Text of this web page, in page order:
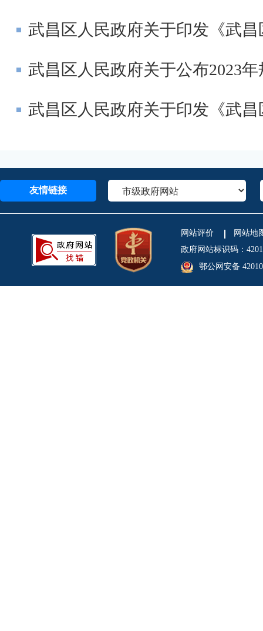
武昌区人民政府关于印发《武昌区关于加
武昌区人民政府关于公布2023
武昌区人民政府关于印发《武
友情链接
网站评价
网站地
政府网站标识码：
鄂公网安备